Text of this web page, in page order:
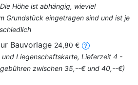
Höhe ist abhängig, wieviel
Grundstück eingetragen sind und ist je
Bauvorlage 24,80 €
Liegenschaftskarte, Lieferzeit 4 -
zwischen 35,--€ und 40,--€)